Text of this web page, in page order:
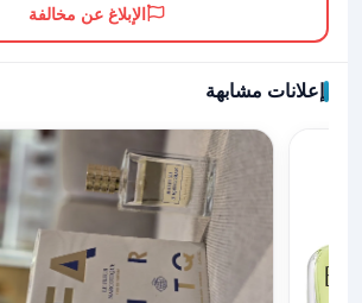
الإبلاغ عن مخالفة
إعلانات مشابهة